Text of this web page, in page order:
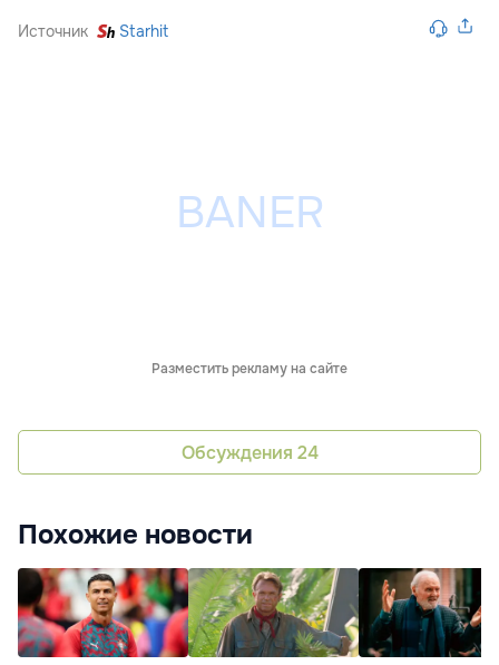
Источник Starhit
Разместить рекламу на сайте
Обсуждения 24
Похожие новости